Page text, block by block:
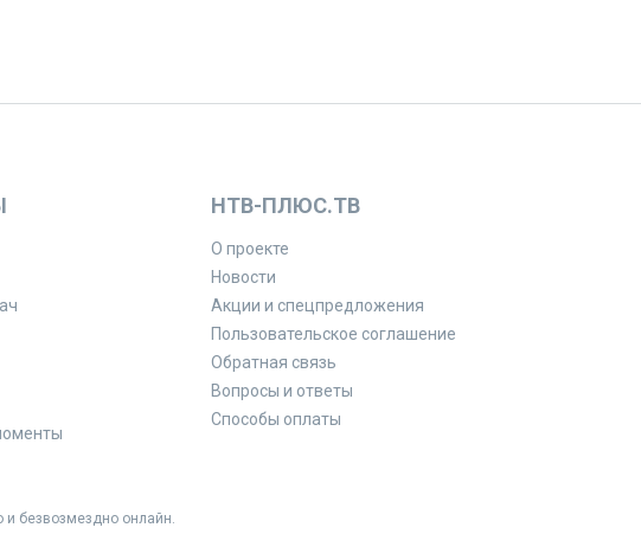
НТВ-ПЛЮС.ТВ
О проекте
Новости
Акции и спецпредложения
Пользовательское соглашение
Обратная связь
Вопросы и ответы
Способы оплаты
и безвозмездно онлайн.